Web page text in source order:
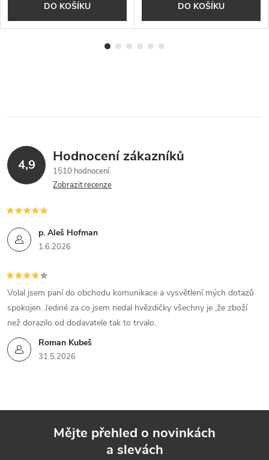
DO KOŠÍKU DO KOŠÍKU
4,9 Hodnocení zákazníků
1510 hodnocení
Zobrazit recenze
p. Aleš Hofman
1.6.2026
Roman Kubeš
31.5.2026
Volal jsem paní do obchodu komunikace a vysvětlení mých dotazů
spokojen. Jediné za co jsem nedal hvězdičky všechny je ,že zboží
než dorazilo od dodavatele tak to trvalo.
Mějte přehled o novinkách
a slevách